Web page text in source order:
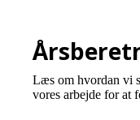
Læs om hvordan vi
vores arbejde for at